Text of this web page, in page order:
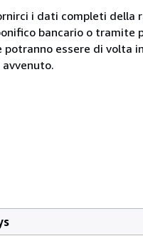
i dati completi della
bancario o tramite
essere di volta